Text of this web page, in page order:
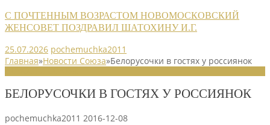
С ПОЧТЕННЫМ ВОЗРАСТОМ НОВОМОСКОВСКИЙ
ЖЕНСОВЕТ ПОЗДРАВИЛ ШАТОХИНУ И.Г.
25.07.2026 pochemuchka2011
Главная»Новости Союза»Белорусочки в гостях у россиянок
БЕЛОРУСОЧКИ В ГОСТЯХ У РОССИЯНОК
pochemuchka2011 2016-12-08